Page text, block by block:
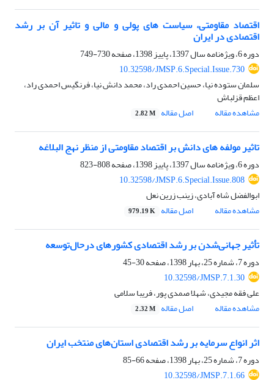
اقتصاد مقاومتی، سیاست های پولی و مالی و تاثیر آن بر رشد
اقتصادی در ایران
دوره 6، ویژه‌نامه سال 1397، پاییز 1398، صفحه
730-749
10.32598/JMSP.6.Special.Issue.730
سلمان ستوده نیا، حسین احمدی راد، محمد دانش نیا، فرنگیس احمدی راد،
اعظم قزلباش
مشاهده مقاله
اصل مقاله 2.82 M
تاثیر مولفه های دانش بر اقتصاد مقاومتی از منظر نهج البلاغه
دوره 6، ویژه‌نامه سال 1397، پاییز 1398، صفحه
808-823
10.32598/JMSP.6.Special.Issue.808
ابوالفضل شاه آبادی، زینب زرین نعل
مشاهده مقاله
اصل مقاله 979.19 K
تأثیر جهانی‌شدن بر رشد اقتصادی کشورهای درحال‌توسعه
دوره 7، شماره 25، بهار 1398، صفحه
30-45
10.32598/JMSP.7.1.30
علی فقه مجیدی، شهلا صمدی پور، فریبا سلامی
مشاهده مقاله
اصل مقاله 2.32 M
اثر انواع سرمایه بر رشد اقتصادی استان‌های منتخب ایران
دوره 7، شماره 25، بهار 1398، صفحه
66-85
10.32598/JMSP.7.1.66